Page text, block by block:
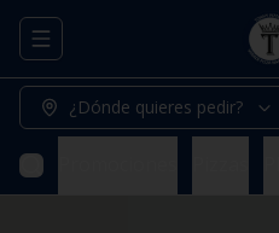
Abrir menu de navegación
¿Dónde quieres pedir?